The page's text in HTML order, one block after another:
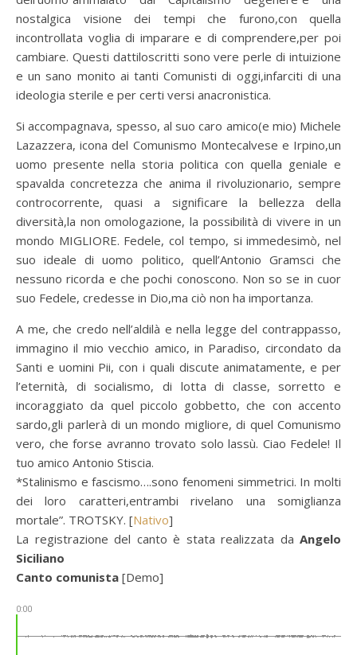
nostalgica visione dei tempi che furono,con quella
incontrollata voglia di imparare e di comprendere,per poi
cambiare. Questi dattiloscritti sono vere perle di intuizione
e un sano monito ai tanti Comunisti di oggi,infarciti di una
ideologia sterile e per certi versi anacronistica.
Si accompagnava, spesso, al suo caro amico(e mio) Michele
Lazazzera, icona del Comunismo Montecalvese e Irpino,un
uomo presente nella storia politica con quella geniale e
spavalda concretezza che anima il rivoluzionario, sempre
controcorrente, quasi a significare la bellezza della
diversità,la non omologazione, la possibilità di vivere in un
mondo MIGLIORE. Fedele, col tempo, si immedesimò, nel
suo ideale di uomo politico, quell’Antonio Gramsci che
nessuno ricorda e che pochi conoscono. Non so se in cuor
suo Fedele, credesse in Dio,ma ciò non ha importanza.
A me, che credo nell’aldilà e nella legge del contrappasso,
immagino il mio vecchio amico, in Paradiso, circondato da
Santi e uomini Pii, con i quali discute animatamente, e per
l’eternità, di socialismo, di lotta di classe, sorretto e
incoraggiato da quel piccolo gobbetto, che con accento
sardo,gli parlerà di un mondo migliore, di quel Comunismo
vero, che forse avranno trovato solo lassù. Ciao Fedele! Il
tuo amico Antonio Stiscia.
*Stalinismo e fascismo….sono fenomeni simmetrici. In molti
dei loro caratteri,entrambi rivelano una somiglianza
mortale”. TROTSKY. [Nativo]
La registrazione del canto è stata realizzata da Angelo
Siciliano
Canto comunista [Demo]
0:00